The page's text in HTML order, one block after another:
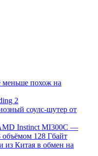
меньше похож на
2
соулс-шутер от
Instinct MI300C —
128 Гбайт
из Китая в обмен на